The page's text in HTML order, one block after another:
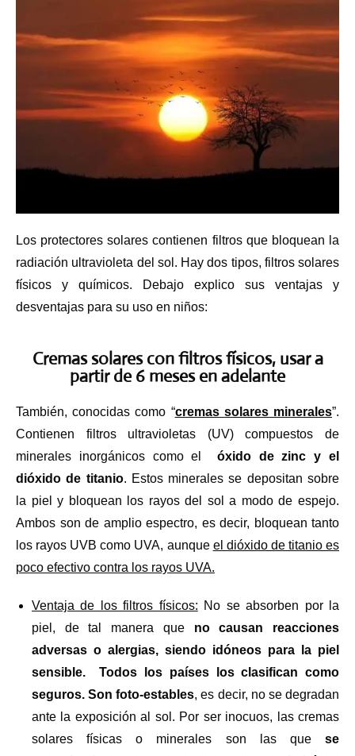
Los protectores solares contienen filtros que bloquean la
radiación ultravioleta del sol. Hay dos tipos, filtros solares
físicos y químicos. Debajo explico sus ventajas y
desventajas para su uso en niños:
Cremas solares con filtros físicos, usar a
partir de 6 meses en adelante
También, conocidas como “cremas solares minerales”.
Contienen filtros ultravioletas (UV) compuestos de
minerales inorgánicos como el óxido de zinc y el
dióxido de titanio. Estos minerales se depositan sobre
la piel y bloquean los rayos del sol a modo de espejo.
Ambos son de amplio espectro, es decir, bloquean tanto
los rayos UVB como UVA, aunque el dióxido de titanio es
poco efectivo contra los rayos UVA.
Ventaja de los filtros físicos: No se absorben por la
piel, de tal manera que no causan reacciones
adversas o alergias, siendo idóneos para la piel
sensible.
Todos los países los clasifican como
seguros. Son foto-estables, es decir, no se degradan
ante la exposición al sol. Por ser inocuos, las cremas
solares físicas o minerales son las que se